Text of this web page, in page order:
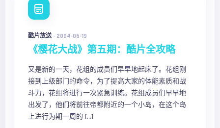
酷片放送- 2004-06-19
《樱花大战》第五期：酷片全攻略
又是新的一天，花组的成员们早早地起床了。花组刚
接到上级部门的命令，为了提高大家的体能素质和战
斗力，花组将进行一次紧急训练。花组成员们早早地
出发了，他们将前往帝都附近的一个小岛，在这个岛
上进行为期一周的 […]